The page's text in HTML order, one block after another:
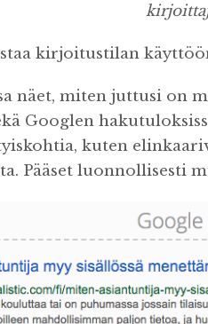
kirjoitustilan
näet, miten juttusi on
Googlen
kuten
Pääset luonnollisesti